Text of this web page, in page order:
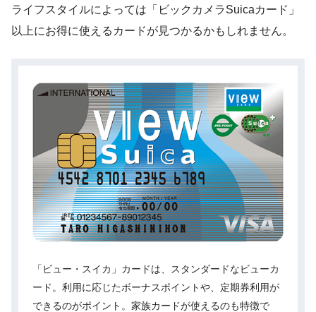
ライフスタイルによっては「ビックカメラSuicaカード」
以上にお得に使えるカードが見つかるかもしれません。
「ビュー・スイカ」カードは、スタンダードなビューカ
ード。利用に応じたボーナスポイントや、定期券利用が
できるのがポイント。家族カードが使えるのも特徴で